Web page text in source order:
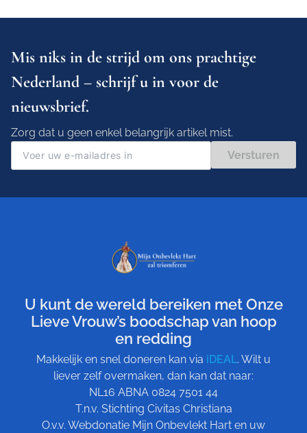
Mis niks in de strijd om ons prachtige
Nederland – schrijf u in voor de
nieuwsbrief.
Zorg dat u geen enkel belangrijk artikel mist.
Versturen
U kunt de wereld bereiken met Onze
Lieve Vrouw’s boodschap van hoop
en redding
Makkelijk en snel doneren kan via iDEAL. Wilt u
liever zelf overmaken, dan kan dat naar:
NL16 ABNA 0824 7501 44
T.n.v. Stichting Civitas Christiana
O.v.v. Webdonatie Mijn Onbevlekt Hart en uw